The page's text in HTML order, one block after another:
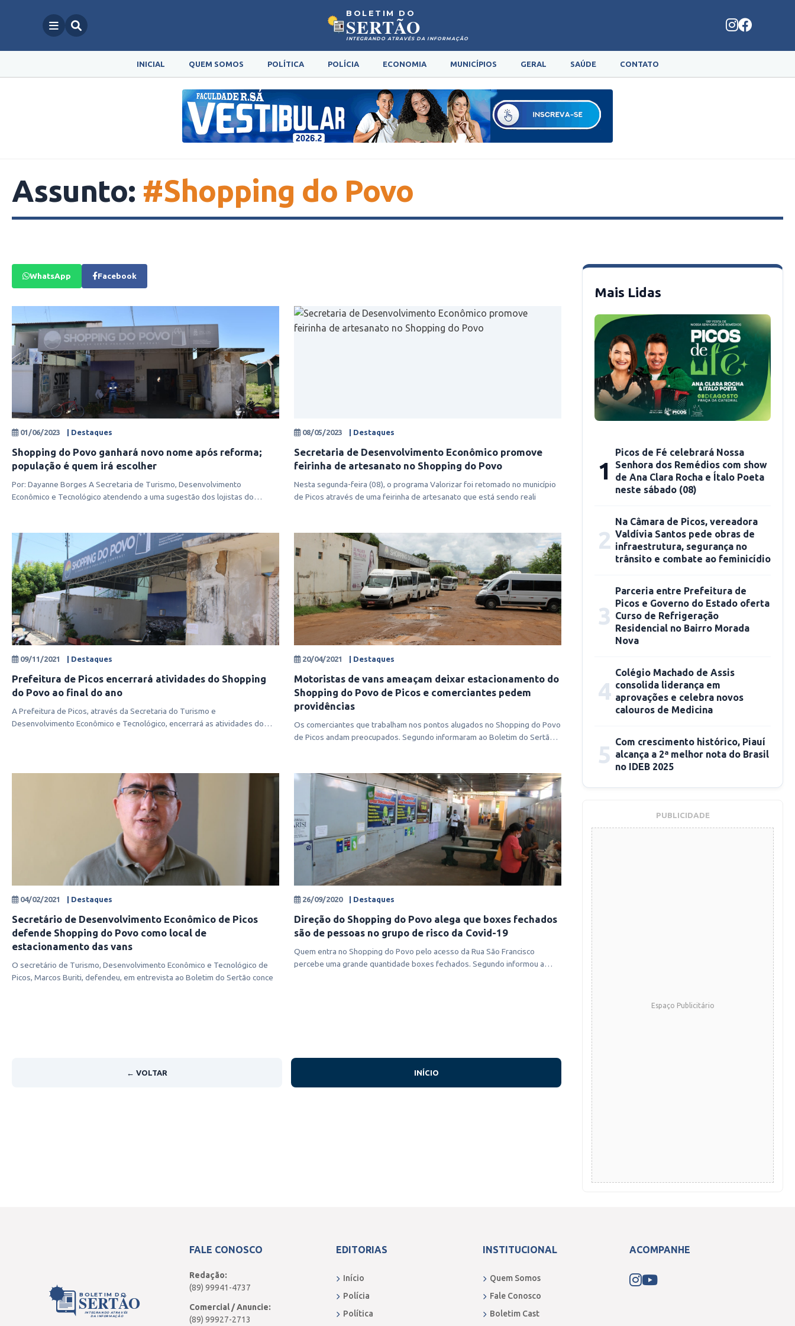
BOLETIM DO
SERTÃO
INTEGRANDO ATRAVÉS DA INFORMAÇÃO
INICIAL QUEM SOMOS POLÍTICA POLÍCIA ECONOMIA MUNICÍPIOS GERAL SAÚDE CONTATO
Assunto: #Shopping do Povo
WhatsApp Facebook
01/06/2023 | Destaques
Shopping do Povo ganhará novo nome após reforma;
população é quem irá escolher
Por: Dayanne Borges A Secretaria de Turismo, Desenvolvimento
Econômico e Tecnológico atendendo a uma sugestão dos lojistas do
08/05/2023 | Destaques
Secretaria de Desenvolvimento Econômico promove
feirinha de artesanato no Shopping do Povo
Nesta segunda-feira (08), o programa Valorizar foi retomado no município
de Picos através de uma feirinha de artesanato que está sendo reali
09/11/2021 | Destaques
Prefeitura de Picos encerrará atividades do Shopping
do Povo ao final do ano
A Prefeitura de Picos, através da Secretaria do Turismo e
Desenvolvimento Econômico e Tecnológico, encerrará as atividades do
20/04/2021 | Destaques
Motoristas de vans ameaçam deixar estacionamento do
Shopping do Povo de Picos e comerciantes pedem
providências
Os comerciantes que trabalham nos pontos alugados no Shopping do Povo
de Picos andam preocupados. Segundo informaram ao Boletim do Sertão,
04/02/2021 | Destaques
Secretário de Desenvolvimento Econômico de Picos
defende Shopping do Povo como local de
estacionamento das vans
O secretário de Turismo, Desenvolvimento Econômico e Tecnológico de
Picos, Marcos Buriti, defendeu, em entrevista ao Boletim do Sertão conce
26/09/2020 | Destaques
Direção do Shopping do Povo alega que boxes fechados
são de pessoas no grupo de risco da Covid-19
Quem entra no Shopping do Povo pelo acesso da Rua São Francisco
percebe uma grande quantidade boxes fechados. Segundo informou a
← VOLTAR INÍCIO
Mais Lidas
1
Picos de Fé celebrará Nossa
Senhora dos Remédios com show
de Ana Clara Rocha e Ítalo Poeta
neste sábado (08)
2
Na Câmara de Picos, vereadora
Valdívia Santos pede obras de
infraestrutura, segurança no
trânsito e combate ao feminicídio
3
Parceria entre Prefeitura de
Picos e Governo do Estado oferta
Curso de Refrigeração
Residencial no Bairro Morada
Nova
4
Colégio Machado de Assis
consolida liderança em
aprovações e celebra novos
calouros de Medicina
5 Com crescimento histórico, Piauí
alcança a 2ª melhor nota do Brasil
no IDEB 2025
PUBLICIDADE
Espaço Publicitário
BOLETIM DO
SERTÃO
INTEGRANDO ATRAVÉS
DA INFORMAÇÃO
FALE CONOSCO
Redação:
(89) 99941-4737
Comercial / Anuncie:
(89) 99927-2713
EDITORIAS
Início
Polícia
Política
INSTITUCIONAL
Quem Somos
Fale Conosco
Boletim Cast
ACOMPANHE